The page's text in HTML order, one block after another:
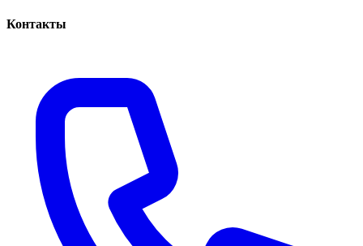
Контакты